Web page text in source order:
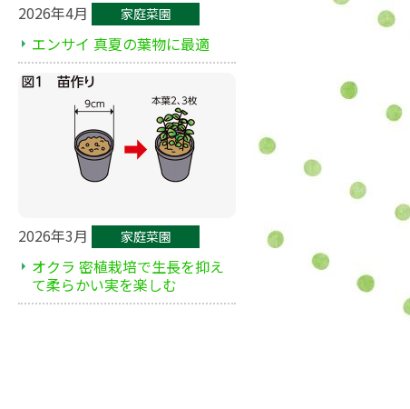
2026年4月 家庭菜園
エンサイ 真夏の葉物に最適
2026年3月 家庭菜園
オクラ 密植栽培で生長を抑え
て柔らかい実を楽しむ